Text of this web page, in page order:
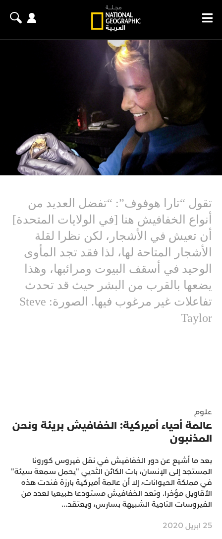
تقول “تارا هوفوف”: “تفضل العديد من
أنواع الخفافيش هنا [في الولايات المتحدة]
أن تعيش في الأشجار، لكن نظرا لقلة
الأشجار المتاحة لها، لذا فقد تجد المأوى
الوحيد في أسقف البيوت ومرائبها، وهذا
يضعها بالقرب من البشر حيث قد تحدث
تفاعلات غير مرغوب فيها. الصورة: Steve
Taylor
علوم
عالمة أحياء أميركية: الخفافيش بريئة ونحن
المذنبون
بعد ما أشيع عن دور الخفافيش في نقل فيروس كورونا
المستجد إلى الإنسان، بات الكائن الثديي "يحمل سمعة سيئة"
في مملكة الحيوانات، إلا أن عالمة أميركية بارزة فندت هذه
الأقاويل مؤخرا. وتعد الخفافيش مستودعا طبيعيا لعدد من
الفيروسات التاجية الشبيهة بسارس، ويعتقد...
25 ابريل 2020